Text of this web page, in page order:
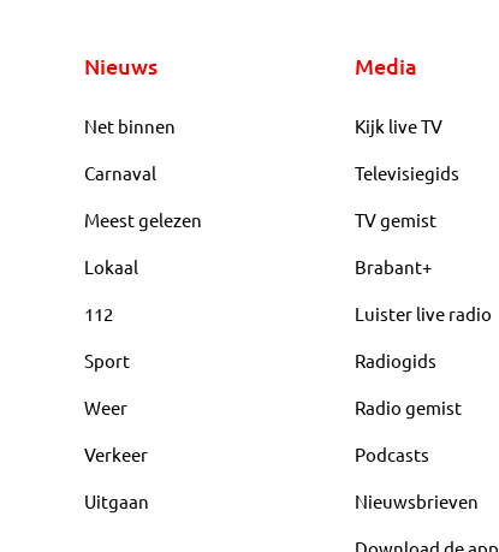
Nieuws
Net binnen
Carnaval
Meest gelezen
Lokaal
112
Sport
Weer
Verkeer
Uitgaan
Media
Kijk live TV
Televisiegids
TV gemist
Brabant+
Luister live radio
Radiogids
Radio gemist
Podcasts
Nieuwsbrieven